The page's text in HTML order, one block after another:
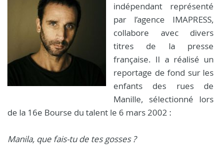
indépendant représenté
par l’agence IMAPRESS,
collabore avec divers
titres de la presse
française. Il a réalisé un
reportage de fond sur les
enfants des rues de
Manille, sélectionné lors
de la 16e Bourse du talent le 6 mars 2002 :
Manila, que fais-tu de tes gosses ?